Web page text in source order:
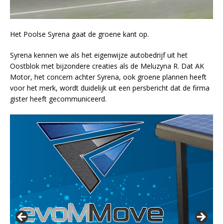
Het Poolse Syrena gaat de groene kant op.
Syrena kennen we als het eigenwijze autobedrijf uit het
Oostblok met bijzondere creaties als de Meluzyna R. Dat AK
Motor, het concern achter Syrena, ook groene plannen heeft
voor het merk, wordt duidelijk uit een persbericht dat de firma
gister heeft gecommuniceerd.